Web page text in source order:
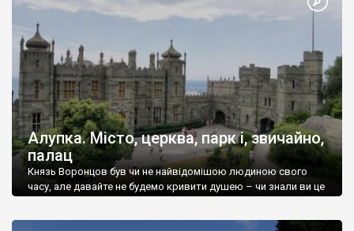
Алупка. Місто, церква, парк і, звичайно,
палац
Князь Воронцов був чи не найвідомішою людиною свого
часу, але давайте не будемо кривити душею – чи знали ви це